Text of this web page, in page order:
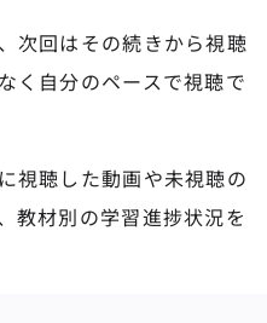
次回はその続きから視聴
く自分のペースで視聴で
視聴した動画や未視聴の
教材別の学習進捗状況を